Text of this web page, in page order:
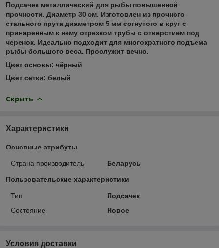
Подсачек металлический для рыбы повышенной
прочности. Диаметр 30 см. Изготовлен из прочного
стального прута диаметром 5 мм согнутого в круг с
приваренным к нему отрезком трубы с отверстием под
черенок. Идеально подходит для многократного подъема
рыбы большого веса. Прослужит вечно.
Цвет основы: чёрный
Цвет сетки: белый
Скрыть
Характеристики
Основные атрибуты
Страна производитель Беларусь
Пользовательские характеристики
Тип
Подсачек
Состояние
Новое
Условия доставки